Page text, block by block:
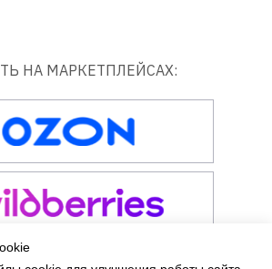
НА МАРКЕТПЛЕЙСАХ: